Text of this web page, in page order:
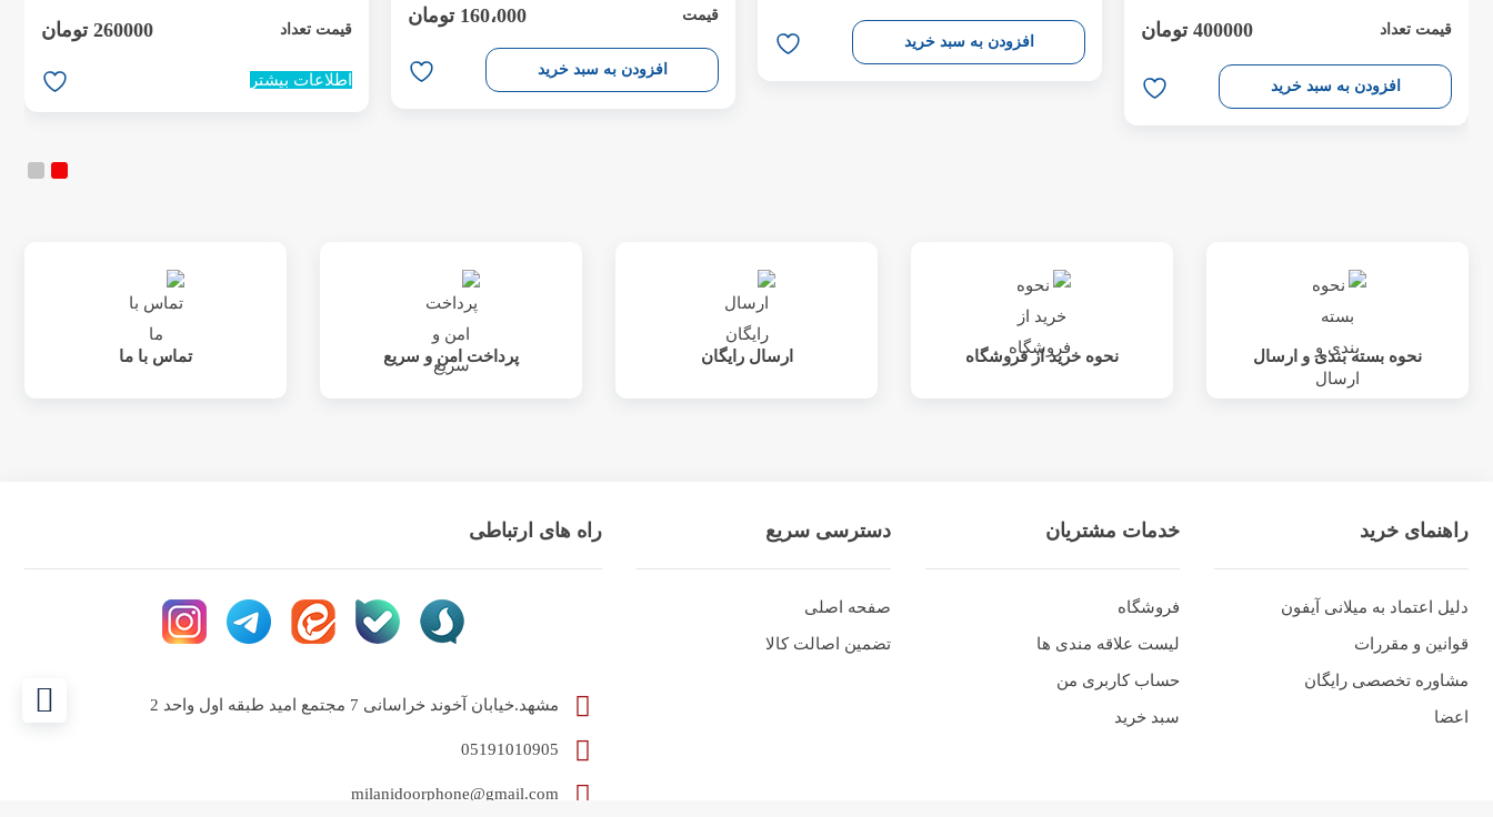
قیمت تعداد 400000 تومان
افزودن به سبد خرید
افزودن به سبد خرید
قیمت 160،000 تومان
افزودن به سبد خرید
قیمت تعداد 260000 تومان
اطلاعات بیشتر
نحوه بسته بندی و ارسال نحوه خرید از فروشگاه ارسال رایگان پرداخت امن و سریع تماس با ما
راهنمای خرید
دلیل اعتماد به میلانی آیفون
قوانین و مقررات
مشاوره تخصصی رایگان
اعضا
خدمات مشتریان
فروشگاه
لیست علاقه مندی ها
حساب کاربری من
سبد خرید
دسترسی سریع
صفحه اصلی
تضمین اصالت کالا
راه های ارتباطی
مشهد.خیابان آخوند خراسانی 7 مجتمع امید طبقه اول واحد 2